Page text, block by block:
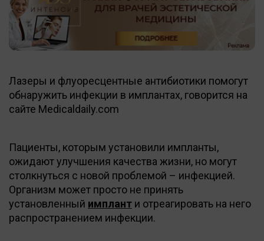
Лазеры и флуоресцентные антибиотики помогут
обнаружить инфекции в имплантах, говорится на
сайте Medicaldaily.com
Пациенты, которым установили импланты,
ожидают улучшения качества жизни, но могут
столкнуться с новой проблемой – инфекцией.
Организм может просто не принять
установленный имплант и отреагировать на него
распространением инфекции.